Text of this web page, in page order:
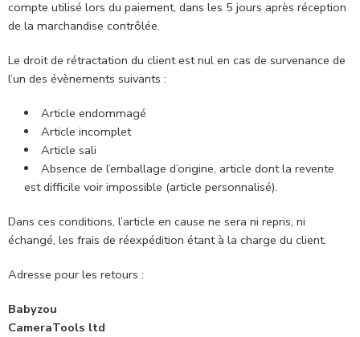
compte utilisé lors du paiement, dans les 5 jours après réception
de la marchandise contrôlée.
Le droit de rétractation du client est nul en cas de survenance de
l’un des évènements suivants :
Article endommagé
Article incomplet
Article sali
Absence de l’emballage d’origine, article dont la revente
est difficile voir impossible (article personnalisé).
Dans ces conditions, l’article en cause ne sera ni repris, ni
échangé, les frais de réexpédition étant à la charge du client.
Adresse pour les retours :
Babyzou
CameraTools ltd